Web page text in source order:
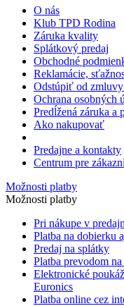
O nás
Klub TPD Rodina
Záruka kvality
Splátkový predaj
Obchodné
Reklamácie,
Odstúpiť od
Ochrana osobných
Predĺžená záruka a
Ako nakupovať
Predajne a kontakty
Centrum pre
Možnosti platby
Možnosti platby
Pri nákupe v
Platba na dobierku
Predaj na splátky
Platba prevodom na
Elektronické
Euronics
Platba online cez